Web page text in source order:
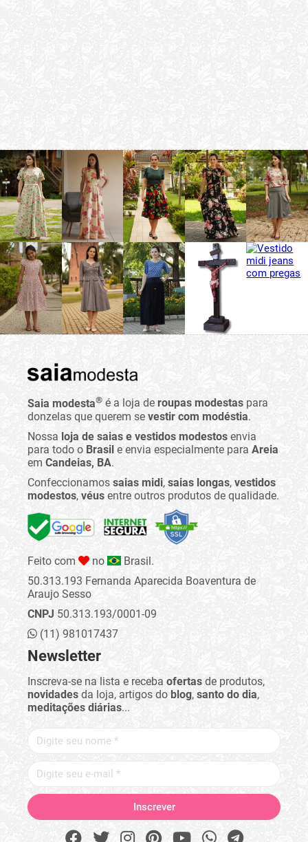
Saia modesta® é a loja de roupas modestas para
donzelas que querem se vestir com modéstia.
Nossa loja de saias e vestidos modestos envia
para todo o Brasil e envia especialmente para Areia
em Candeias, BA.
Confeccionamos saias midi, saias longas, vestidos
modestos, véus entre outros produtos de qualidade.
Feito com no
Brasil.
50.313.193 Fernanda Aparecida Boaventura de
Araujo Sesso
CNPJ 50.313.193/0001-09
(11) 981017437
Newsletter
Inscreva-se na lista e receba ofertas de produtos,
novidades da loja, artigos do blog, santo do dia,
meditações diárias...